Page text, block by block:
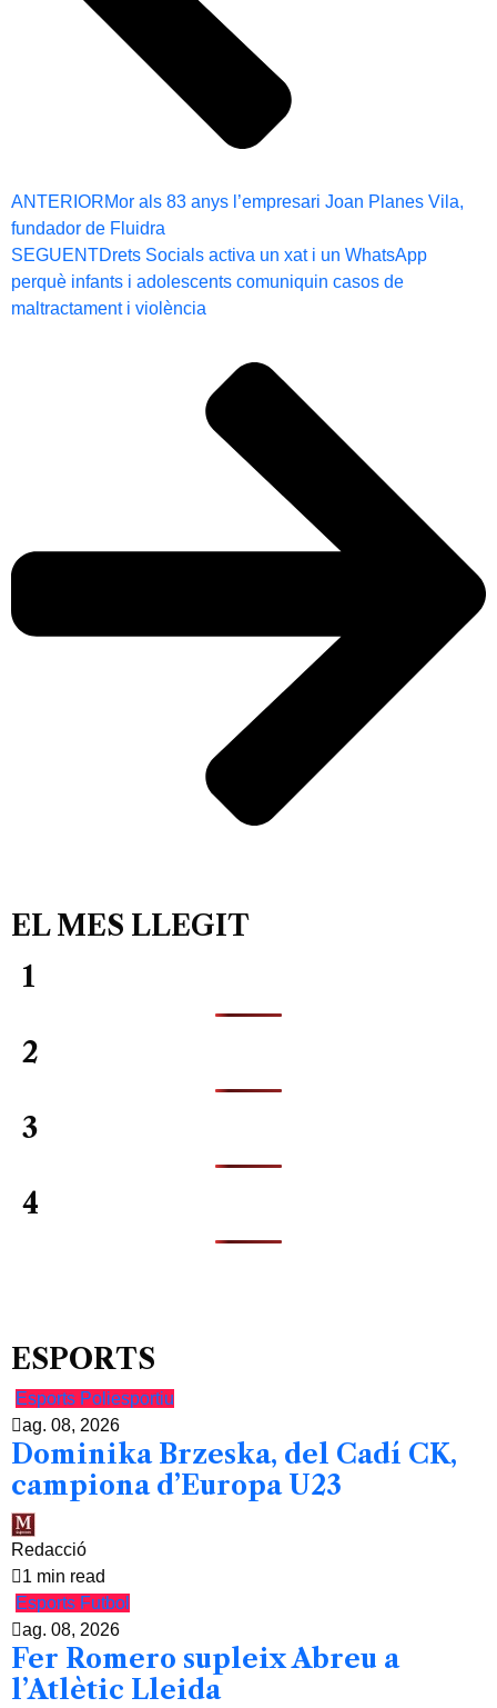
ANTERIORMor als 83 anys l’empresari Joan Planes Vila,
fundador de Fluidra
SEGUENTDrets Socials activa un xat i un WhatsApp
perquè infants i adolescents comuniquin casos de
maltractament i violència
EL MES LLEGIT
1
2
3
4
ESPORTS
Esports Poliesportiu
ag. 08, 2026
Dominika Brzeska, del Cadí CK,
campiona d’Europa U23
Redacció
1 min read
Esports Futbol
ag. 08, 2026
Fer Romero supleix Abreu a
l’Atlètic Lleida